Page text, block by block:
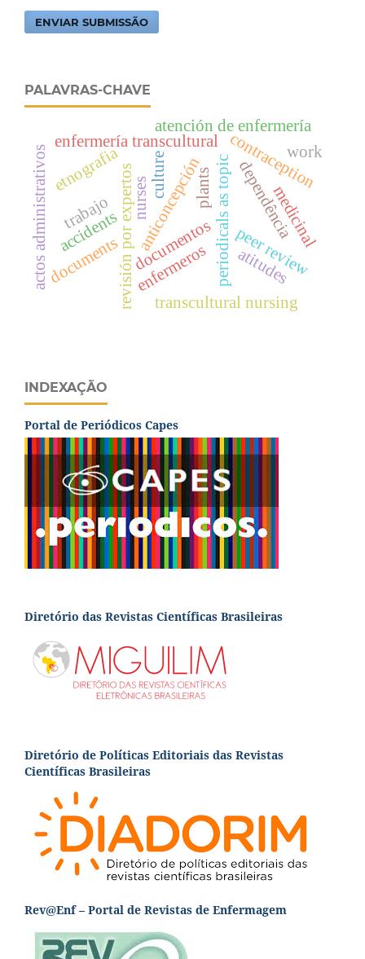
ENVIAR SUBMISSÃO
PALAVRAS-CHAVE
documentosperiodicals as topic
revisión por expertos transcultural nursing
enfermería transcultural
atención de enfermería
contraception
anticoncepción peer review
documents
nurses
actos administrativos enfermeros
accidents
etnografia
atitudes
dependência
culture plants medicinal
work
trabajo
INDEXAÇÃO
Portal de Periódicos Capes
Diretório das Revistas Científicas Brasileiras
Diretório de Políticas Editoriais das Revistas
Científicas Brasileiras
Rev@Enf – Portal de Revistas de Enfermagem